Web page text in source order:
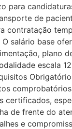
para
de
contratação
salário base
plano
escala
de frente do
e